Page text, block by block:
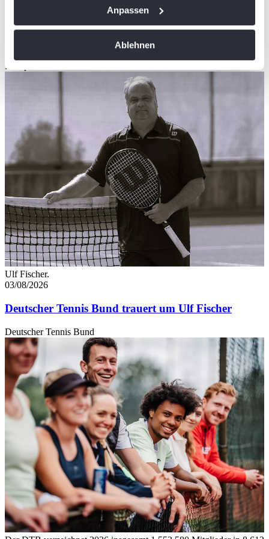
Wenn Sie es erlauben, würden wir auch gerne:
bestimmten Merkmalen (Fingerprinting) identifizieren
Erfahren Sie mehr darüber, wie Ihre persönlichen Daten
verarbeitet werden, und legen Sie Ihre Präferenzen im
Abschnitt Einzelheiten
fest.
Wir verwenden Cookies, um Inhalte und Anzeigen zu
personalisieren, Funktionen für soziale Medien anbieten
zu können und die Zugriffe auf unsere Website zu
analysieren. Außerdem geben wir Informationen zu Ihrer
Verwendung unserer Website an unsere Partner für
soziale Medien, Werbung und Analysen weiter. Unsere
Partner führen diese Informationen möglicherweise mit
weiteren Daten zusammen, die Sie ihnen bereitgestellt
haben oder die sie im Rahmen Ihrer Nutzung der Dienste
gesammelt haben. Die
angepasst werden.
Anpassen
Ablehnen
Kompaktansicht
Ulf Fischer.
03/08/2026
Deutscher Tennis Bund trauert um Ulf Fischer
Deutscher Tennis Bund